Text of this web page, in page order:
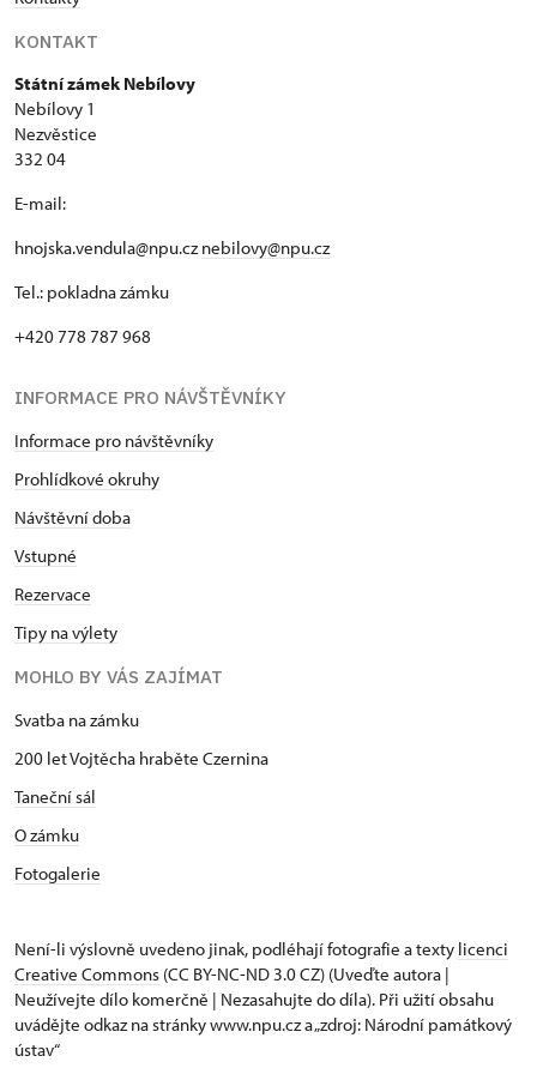
KONTAKT
Státní zámek Nebílovy
Nebílovy 1
Nezvěstice
332 04
E-mail:
hnojska.vendula@npu.cznebilovy@npu.cz
Tel.: pokladna zámku
+420 778 787 968
INFORMACE PRO NÁVŠTĚVNÍKY
Informace pro návštěvníky
Prohlídkové okruhy
Návštěvní doba
Vstupné
Rezervace
Tipy na výlety
MOHLO BY VÁS ZAJÍMAT
Svatba na zámku
200 let Vojtěcha hraběte Czernina
Taneční sál
O zámku
Fotogalerie
Není-li výslovně uvedeno jinak, podléhají fotografie a texty licenci
Creative Commons (CC BY-NC-ND 3.0 CZ) (Uveďte autora |
Neužívejte dílo komerčně | Nezasahujte do díla). Při užití obsahu
uvádějte odkaz na stránky www.npu.cz a „zdroj: Národní památkový
ústav“